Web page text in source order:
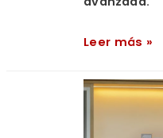
Leer más »
Entrevista